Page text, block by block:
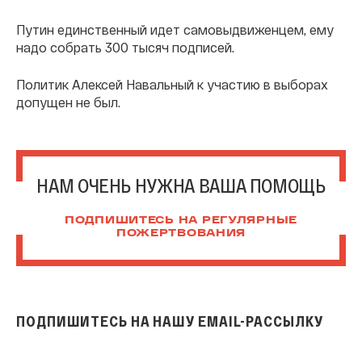
Путин единственный идет самовыдвиженцем, ему
надо собрать 300 тысяч подписей.
Политик Алексей Навальный к участию в выборах
допущен не был.
НАМ ОЧЕНЬ НУЖНА ВАША ПОМОЩЬ
ПОДПИШИТЕСЬ НА РЕГУЛЯРНЫЕ
ПОЖЕРТВОВАНИЯ
ПОДПИШИТЕСЬ НА НАШУ EMAIL-РАССЫЛКУ